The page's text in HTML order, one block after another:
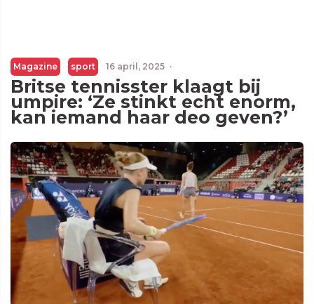
Magazine sport 16 april, 2025 ·
Britse tennisster klaagt bij
umpire: ‘Ze stinkt echt enorm,
kan iemand haar deo geven?’